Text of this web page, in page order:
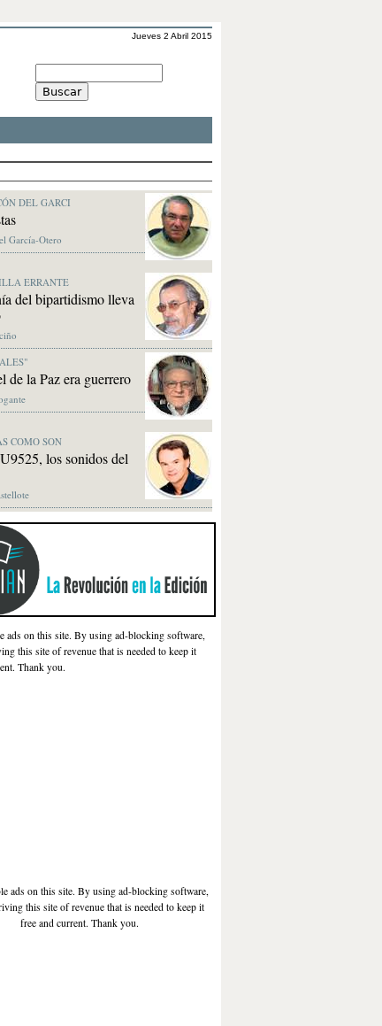
Jueves 2 Abril 2015
DEL GARCI
García-Otero
ERRANTE
del bipartidismo lleva
de la Paz era guerrero
COMO SON
los sonidos del
ads on this site. By using ad-blocking software,
this site of revenue that is needed to keep it
Thank you.
ads on this site. By using ad-blocking software,
this site of revenue that is needed to keep it
free and current. Thank you.